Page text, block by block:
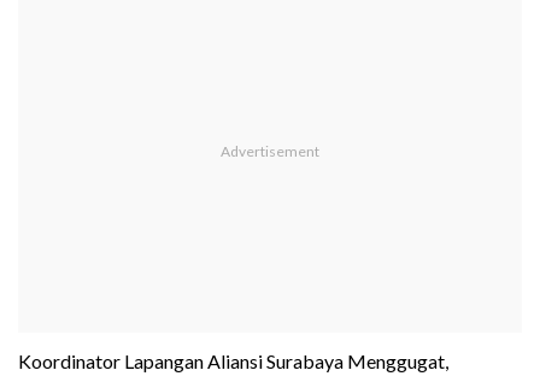
Koordinator Lapangan Aliansi Surabaya Menggugat,